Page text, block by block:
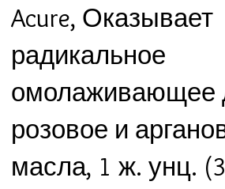
Acure, Оказывает
радикальное
омолаживающее
розовое и
масла, 1 ж. унц.